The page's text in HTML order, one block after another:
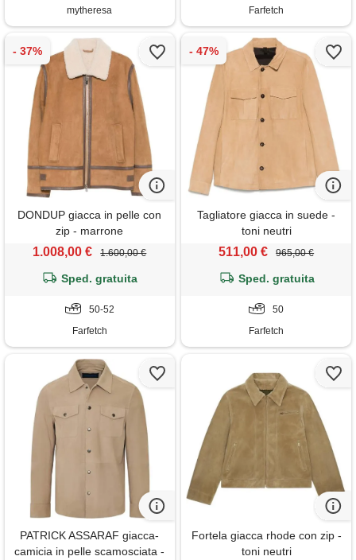
mytheresa Farfetch
DONDUP giacca in pelle con
zip - marrone
1.008,00 € 1.600,00 €
Sped. gratuita
50-52
Farfetch
Tagliatore giacca in suede -
toni neutri
511,00 € 965,00 €
Sped. gratuita
50
Farfetch
PATRICK ASSARAF giacca-
camicia in pelle scamosciata -
Fortela giacca rhode con zip -
toni neutri